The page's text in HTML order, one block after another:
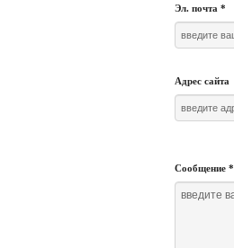
Эл. почта *
Адрес сайта
Сообщение *